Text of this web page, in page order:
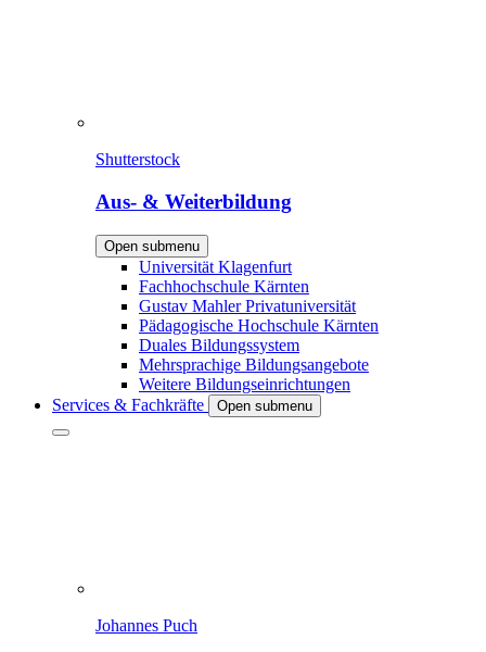
Shutterstock
Aus- & Weiterbildung
Open submenu
Universität Klagenfurt
Fachhochschule Kärnten
Gustav Mahler Privatuniversität
Pädagogische Hochschule Kärnten
Duales Bildungssystem
Mehrsprachige Bildungsangebote
Weitere Bildungseinrichtungen
Services & Fachkräfte
Open submenu
Johannes Puch